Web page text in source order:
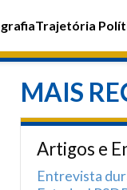
Trajetória
MAIS
Artigos e
Entrevista